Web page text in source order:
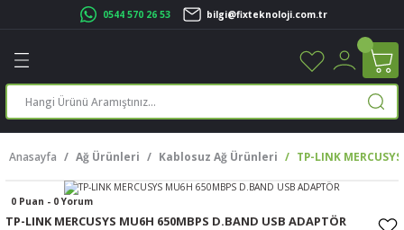
0544 570 26 53 bilgi@fixteknoloji.com.tr
Geri Dön
Geri Dön
Geri Dön
Yazıcı
Geri Dön
Geri Dön
Geri Dön
Geri Dön
Geri Dön
Anasayfa Ağ Ürünleri Kablosuz Ağ Ürünleri TP-LINK
0 Puan - 0 Yorum
TP-LINK MERCUSYS MU6H 650MBPS D.BAND USB ADAPTÖR